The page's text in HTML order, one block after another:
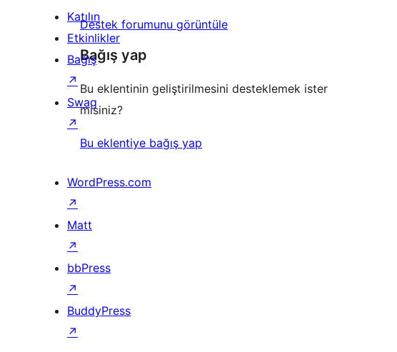
Destek forumunu görüntüle
Bağış yap
Bu eklentinin geliştirilmesini desteklemek ister
misiniz?
Bu eklentiye bağış yap
Katılın
Etkinlikler
Bağış
↗
Swag
↗
WordPress.com
↗
Matt
↗
bbPress
↗
BuddyPress
↗